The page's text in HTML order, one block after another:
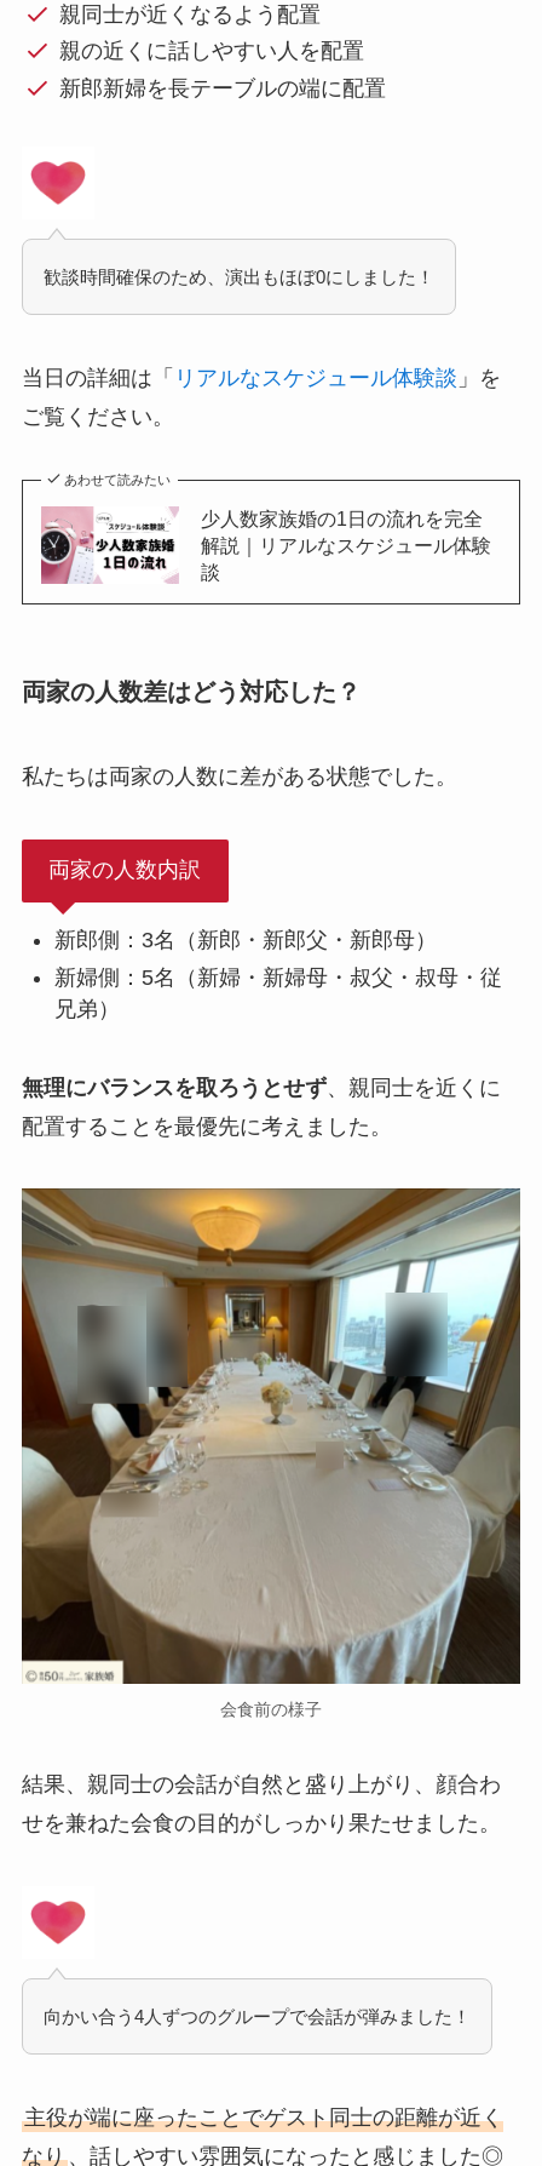
親同士が近くなるよう配置
親の近くに話しやすい人を配置
新郎新婦を長テーブルの端に配置
歓談時間確保のため、演出もほぼ0にしました！
当日の詳細は「 リアルなスケジュール体験談 」を
ご覧ください。
あわせて読みたい
少人数家族婚の1日の流れを完全
解説｜リアルなスケジュール体験
談
両家の人数差はどう対応した？
私たちは両家の人数に差がある状態でした。
両家の人数内訳
新郎側：3名（新郎・新郎父・新郎母）
新婦側：5名（新婦・新婦母・叔父・叔母・従
兄弟）
無理にバランスを取ろうとせず、親同士を近くに
配置することを最優先に考えました。
会食前の様子
結果、親同士の会話が自然と盛り上がり、顔合わ
せを兼ねた会食の目的がしっかり果たせました。
向かい合う4人ずつのグループで会話が弾みました！
主役が端に座ったことでゲスト同士の距離が近く
なり、話しやすい雰囲気になったと感じました◎